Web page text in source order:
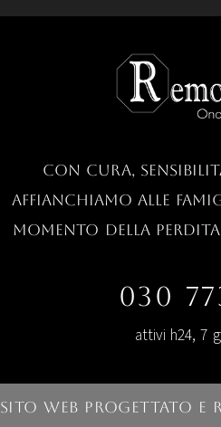
con cura,
affianchiamo alle
momento della
030
attivi h24, 7
Sito web progettato e